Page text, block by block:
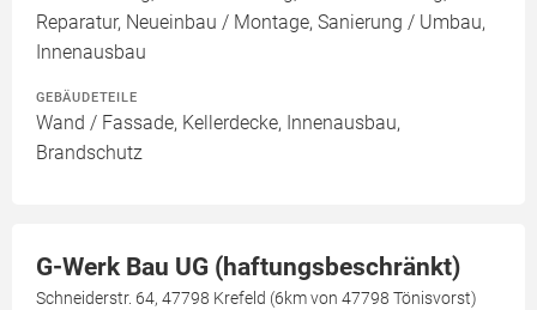
Reparatur, Neueinbau / Montage, Sanierung / Umbau,
Innenausbau
GEBÄUDETEILE
Wand / Fassade, Kellerdecke, Innenausbau,
Brandschutz
G-Werk Bau UG (haftungsbeschränkt)
Schneiderstr. 64, 47798 Krefeld (6km von 47798 Tönisvorst)